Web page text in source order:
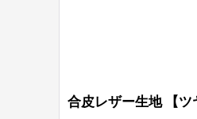
合皮レザー生地 【ツ